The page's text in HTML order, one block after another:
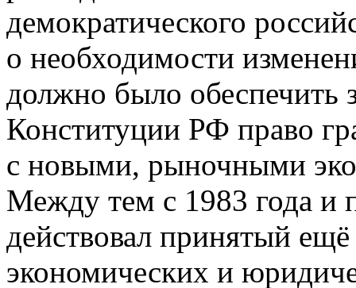
демократического
о необходимости
должно было обеспечить
Конституции РФ право
с новыми, рыночными
Между тем с 1983 года и
действовал принятый
экономических и